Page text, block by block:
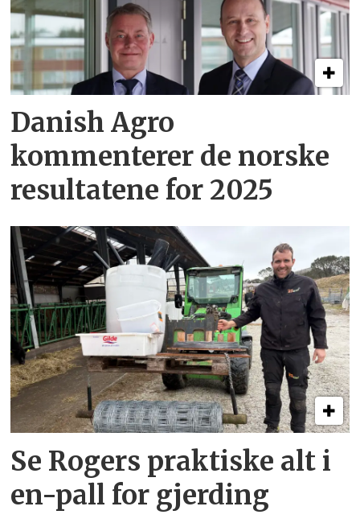
Danish Agro
kommenterer de norske
resultatene for 2025
Se Rogers praktiske alt i
en-pall for gjerding